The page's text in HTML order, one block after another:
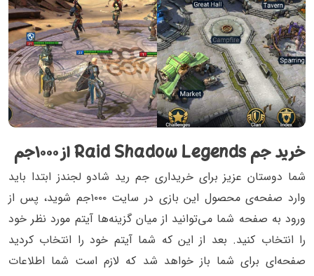
خرید جم Raid Shadow Legends از ۱۰۰۰جم
شما دوستان عزیز برای خریداری جم رید شادو لجندز ابتدا باید
وارد صفحه‌ی محصول این بازی در سایت ۱۰۰۰جم شوید، پس از
ورود به صفحه شما می‌توانید از میان گزینه‌ها آیتم مورد نظر خود
را انتخاب کنید. بعد از این که شما آیتم خود را انتخاب کردید
صفحه‌ای برای شما باز خواهد شد که لازم است شما اطلاعات